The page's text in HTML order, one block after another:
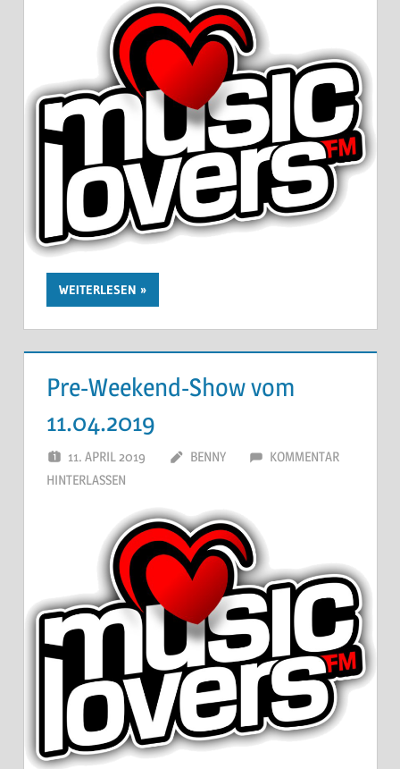
WEITERLESEN
Pre-Weekend-Show vom
11.04.2019
11. APRIL 2019 BENNY
KOMMENTAR
HINTERLASSEN